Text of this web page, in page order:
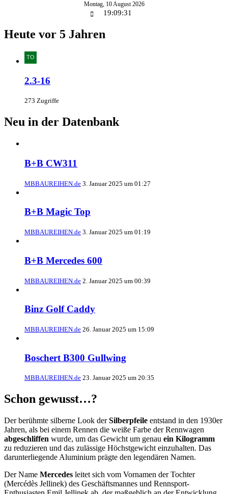
Montag, 10August 2026
19:09:32
Heute vor 5 Jahren
2.3-16
273 Zugriffe
Neu in der Datenbank
B+B CW311
MBBAUREIHEN.de 3. Januar 2025 um 01:27
B+B Magic Top
MBBAUREIHEN.de 3. Januar 2025 um 01:19
B+B Mercedes 600
MBBAUREIHEN.de 2. Januar 2025 um 00:39
Binz Golf Caddy
MBBAUREIHEN.de 26. Januar 2025 um 15:09
Boschert B300 Gullwing
MBBAUREIHEN.de 23. Januar 2025 um 20:35
Schon gewusst…?
Der berühmte silberne Look derSilberpfeile entstand in den 1930er
Jahren, als bei einem Rennen die weiße Farbe der Rennwagen
abgeschliffen wurde, um das Gewicht um genau ein Kilogramm
zu reduzieren und das zulässige Höchstgewicht einzuhalten. Das
darunterliegende Aluminium prägte den legendären Namen.
Der Name Mercedes leitet sich vom Vornamen der Tochter
(Mercédès Jellinek) des Geschäftsmannes und Rennsport-